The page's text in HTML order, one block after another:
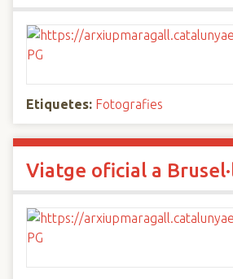
Etiquetes: Fotografies
Viatge oficial a